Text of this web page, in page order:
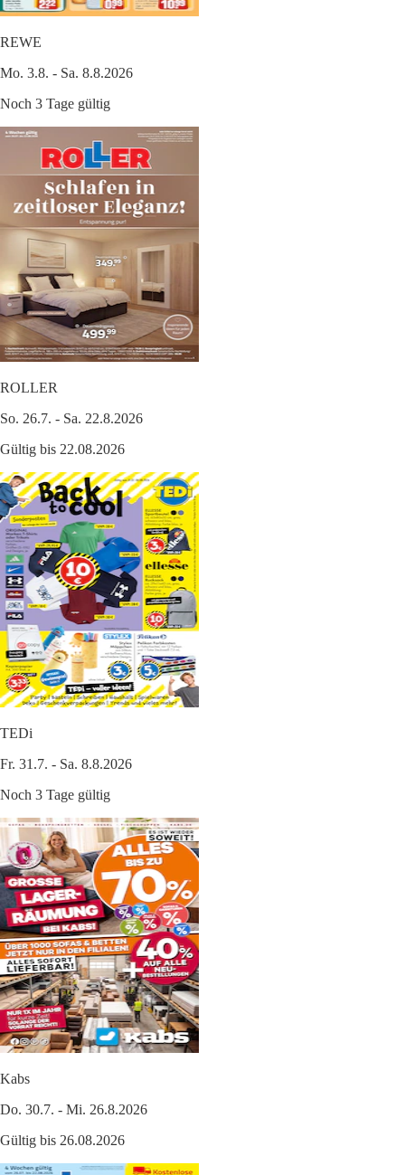
REWE
Mo. 3.8. - Sa. 8.8.2026
Noch 3 Tage gültig
ROLLER
So. 26.7. - Sa. 22.8.2026
Gültig bis 22.08.2026
TEDi
Fr. 31.7. - Sa. 8.8.2026
Noch 3 Tage gültig
Kabs
Do. 30.7. - Mi. 26.8.2026
Gültig bis 26.08.2026